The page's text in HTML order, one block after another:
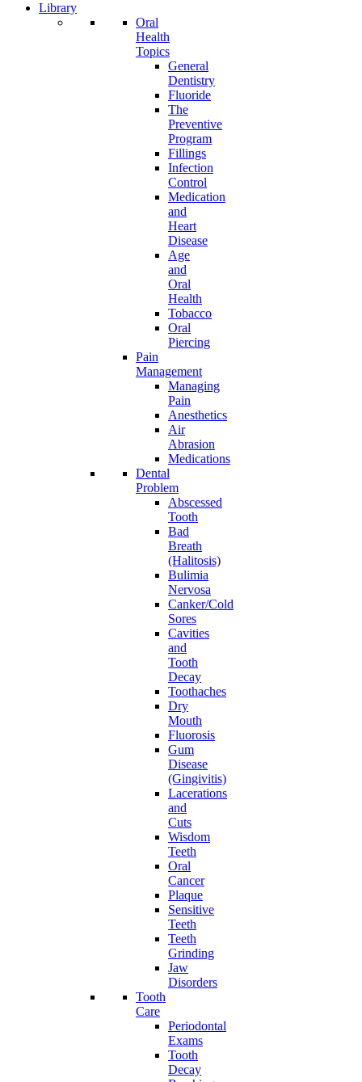
Library
Oral
Health
Topics
General
Dentistry
Fluoride
The
Preventive
Program
Fillings
Infection
Control
Medication
and
Heart
Disease
Age
and
Oral
Health
Tobacco
Oral
Piercing
Pain
Management
Managing
Pain
Anesthetics
Air
Abrasion
Medications
Dental
Problem
Abscessed
Tooth
Bad
Breath
(Halitosis)
Bulimia
Nervosa
Canker/Cold
Sores
Cavities
and
Tooth
Decay
Toothaches
Dry
Mouth
Fluorosis
Gum
Disease
(Gingivitis)
Lacerations
and
Cuts
Wisdom
Teeth
Oral
Cancer
Plaque
Sensitive
Teeth
Teeth
Grinding
Jaw
Disorders
Tooth
Care
Periodontal
Exams
Tooth
Decay